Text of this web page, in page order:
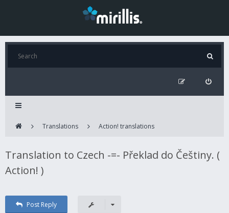
Translations Action! translations
Translation to Czech -=- Překlad do Češtiny. (
Action! )
Post Reply